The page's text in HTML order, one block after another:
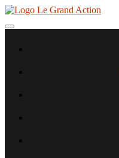
Aller
contenu
Toggle navigation